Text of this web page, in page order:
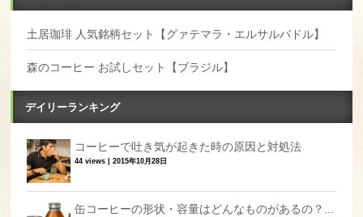
土居珈琲 人気銘柄セット【グァテマラ・エルサルバドル】
森のコーヒー お試しセット【ブラジル】
デイリーランキング
コーヒーで吐き気が起きた時の原因と対処法
44 views |2015年10月28日
缶コーヒーの形状・容量はどんなものがあるの？...